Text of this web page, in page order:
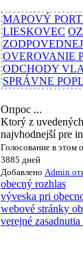
MAPOVÝ
LIESKOVEC
OVEROVANIE
ODCHODY
SPRÁVNE
Опрос ...
Ktorý z
najvhodnejší pre
Голосование в этом
3885 дней
Добавлено Admin
obecný rozhlas
výveska pri
webové stránky
verejné